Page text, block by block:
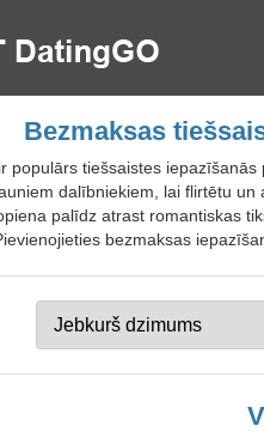
Bezmaksas
populārs tiešsaistes
dalībniekiem, lai flirtētu
palīdz atrast romantiskas
bezmaksas